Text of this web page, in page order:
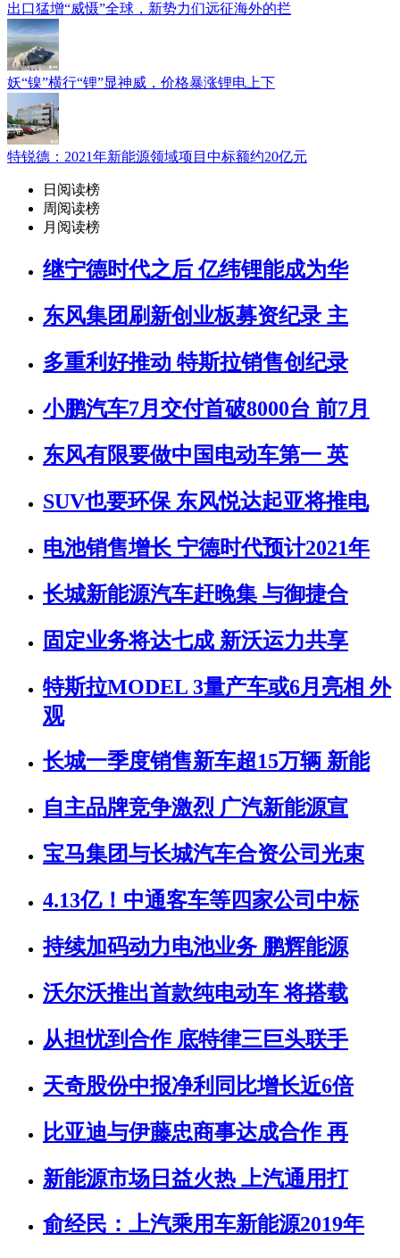
出口猛增“威慑”全球，新势力们远征海外的拦
妖“镍”横行“锂”显神威，价格暴涨锂电上下
特锐德：2021年新能源领域项目中标额约20亿元
日阅读榜
周阅读榜
月阅读榜
继宁德时代之后 亿纬锂能成为华
东风集团刷新创业板募资纪录 主
多重利好推动 特斯拉销售创纪录
小鹏汽车7月交付首破8000台 前7月
东风有限要做中国电动车第一 英
SUV也要环保 东风悦达起亚将推电
电池销售增长 宁德时代预计2021年
长城新能源汽车赶晚集 与御捷合
固定业务将达七成 新沃运力共享
特斯拉MODEL 3量产车或6月亮相 外
观
长城一季度销售新车超15万辆 新能
自主品牌竞争激烈 广汽新能源宣
宝马集团与长城汽车合资公司光束
4.13亿！中通客车等四家公司中标
持续加码动力电池业务 鹏辉能源
沃尔沃推出首款纯电动车 将搭载
从担忧到合作 底特律三巨头联手
天奇股份中报净利同比增长近6倍
比亚迪与伊藤忠商事达成合作 再
新能源市场日益火热 上汽通用打
俞经民：上汽乘用车新能源2019年